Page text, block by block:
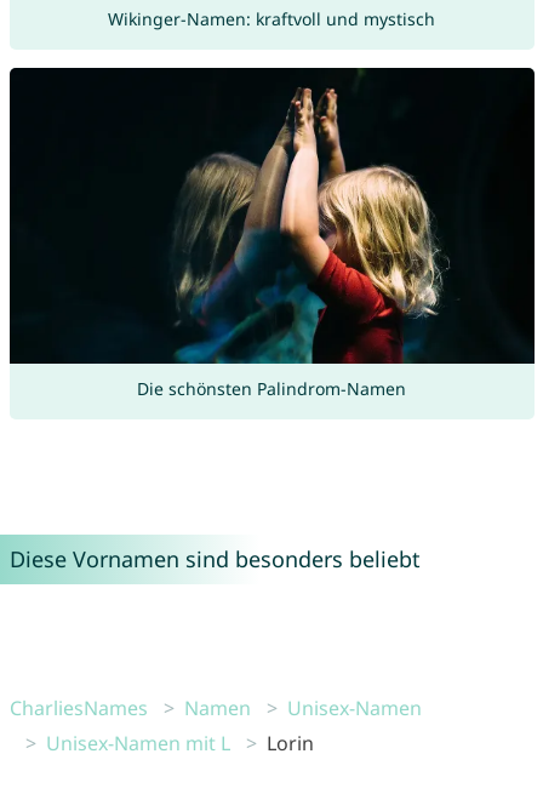
Wikinger-Namen: kraftvoll und mystisch
Die schönsten Palindrom-Namen
Diese Vornamen sind besonders beliebt
CharliesNames Namen
Unisex-Namen
Unisex-Namen mit L
Lorin